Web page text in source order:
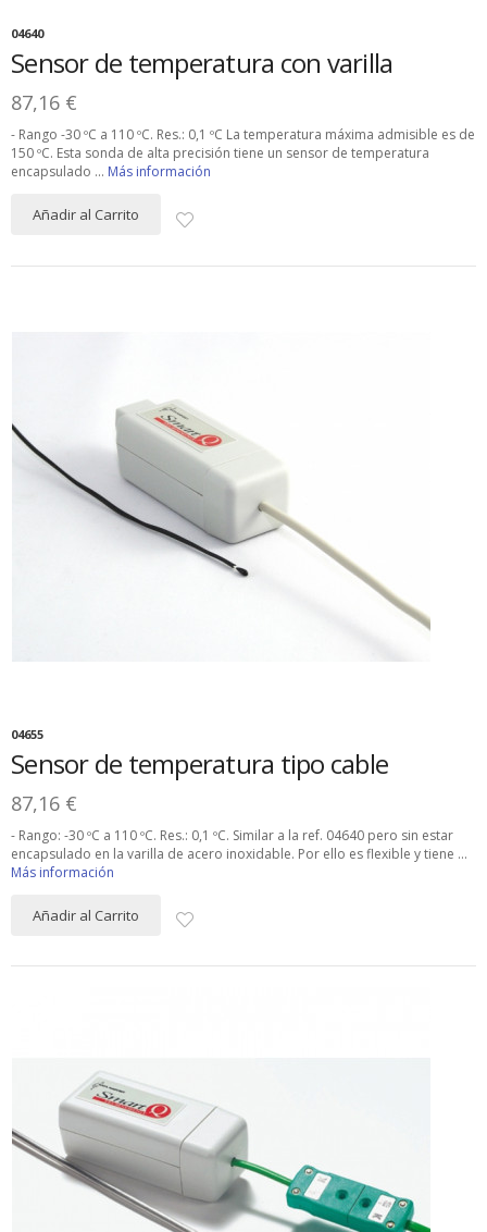
04640
Sensor de temperatura con varilla
87,16 €
- Rango -30 ºC a 110 ºC. Res.: 0,1 ºC La temperatura máxima admisible es de
150 ºC. Esta sonda de alta precisión tiene un sensor de temperatura
encapsulado ... Más información
Añadir al Carrito
04655
Sensor de temperatura tipo cable
87,16 €
- Rango: -30 ºC a 110 ºC. Res.: 0,1 ºC. Similar a la ref. 04640 pero sin estar
encapsulado en la varilla de acero inoxidable. Por ello es flexible y tiene ...
Más información
Añadir al Carrito